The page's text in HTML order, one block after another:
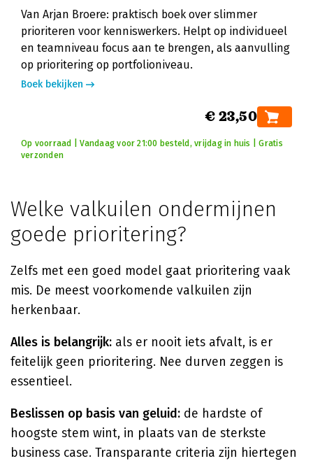
Van Arjan Broere: praktisch boek over slimmer
prioriteren voor kenniswerkers. Helpt op individueel
en teamniveau focus aan te brengen, als aanvulling
op prioritering op portfolioniveau.
Boek bekijken
€ 23,50
Op voorraad | Vandaag voor 21:00 besteld, vrijdag in huis | Gratis
verzonden
Welke valkuilen ondermijnen
goede prioritering?
Zelfs met een goed model gaat prioritering vaak
mis. De meest voorkomende valkuilen zijn
herkenbaar.
Alles is belangrijk: als er nooit iets afvalt, is er
feitelijk geen prioritering. Nee durven zeggen is
essentieel.
Beslissen op basis van geluid: de hardste of
hoogste stem wint, in plaats van de sterkste
business case. Transparante criteria zijn hiertegen